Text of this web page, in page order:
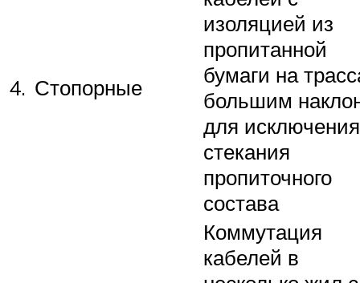
4. Стопорные
изоляцией из
пропитанной
бумаги на
большим
для исключения
стекания
пропиточного
состава
Коммутация
кабелей в